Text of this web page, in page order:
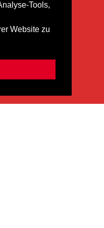
Tools,
Website zu